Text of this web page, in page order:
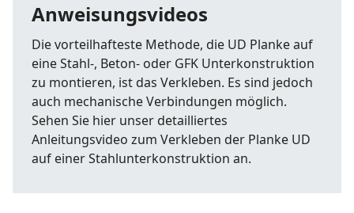
Anweisungsvideos
Die vorteilhafteste Methode, die UD Planke auf
eine Stahl-, Beton- oder GFK Unterkonstruktion
zu montieren, ist das Verkleben. Es sind jedoch
auch mechanische Verbindungen möglich.
Sehen Sie hier unser detailliertes
Anleitungsvideo zum Verkleben der Planke UD
auf einer Stahlunterkonstruktion an.